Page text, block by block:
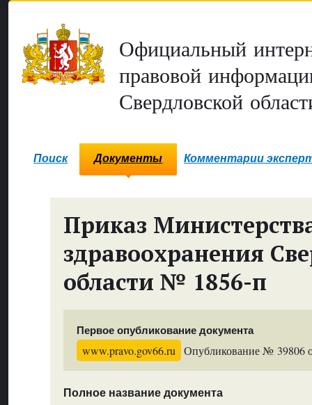
Официальный
правовой
Свердловской
Поиск Документы Комментарии
Приказ
здравоохранения
области № 1856-п
Первое опубликование документа
www.pravo.gov66.ru Опубликование № 39806
Полное название документа